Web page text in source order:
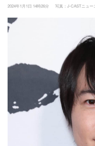
2024年1月1日 14時26分
写真：J-CASTニュー